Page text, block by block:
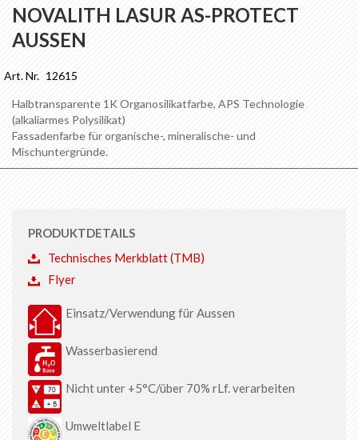
NOVALITH LASUR AS-PROTECT
AUSSEN
Art. Nr. 12615
Anfang
der
Bildgalerie
PRODUKTDETAILS
Technisches Merkblatt (TMB)
Flyer
Einsatz/Verwendung für Aussen
Wasserbasierend
Nicht unter +5°C/über 70% rLf. verarbeiten
Umweltlabel E
Halbtransparente 1K Organosilikatfarbe, APS Technologie
(alkaliarmes Polysilikat)
Fassadenfarbe für organische-, mineralische- und
Mischuntergründe.